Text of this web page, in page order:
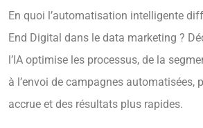
En quoi l’automatisation intelligente
End Digital dans le data marketing ?
l’IA optimise les processus, de la
à l’envoi de campagnes automatisées,
accrue et des résultats plus rapides.